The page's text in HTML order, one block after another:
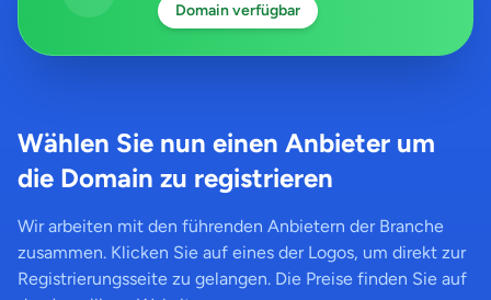
Domain verfügbar
Wählen Sie nun einen Anbieter um
die Domain zu registrieren
Wir arbeiten mit den führenden Anbietern der Branche
zusammen. Klicken Sie auf eines der Logos, um direkt zur
Registrierungsseite zu gelangen. Die Preise finden Sie auf